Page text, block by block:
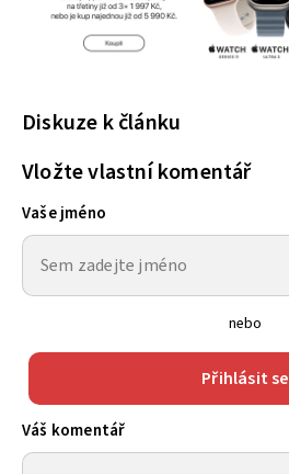
Diskuze k článku
Vložte vlastní komentář
Vaše jméno
nebo
Přihlásit se
Váš komentář